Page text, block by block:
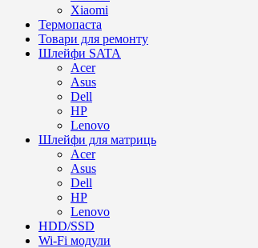
Xiaomi
Термопаста
Товари для ремонту
Шлейфи SATA
Acer
Asus
Dell
HP
Lenovo
Шлейфи для матриць
Acer
Asus
Dell
HP
Lenovo
HDD/SSD
Wi-Fi модули